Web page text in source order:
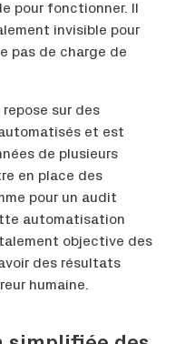
pour fonctionner. Il
invisible pour
pas de charge de
repose sur des
et est
de plusieurs
en place des
pour un audit
automatisation
objective des
des résultats
humaine.